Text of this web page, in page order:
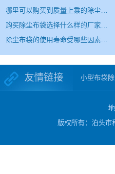
哪里可以购买到质量上乘的除尘…
购买除尘布袋选择什么样的厂家…
除尘布袋的使用寿命受哪些因素…
友情链接 小型布袋
版权所有：泊头